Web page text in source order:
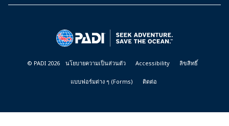
© PADI 2026 นโยบายความเป็นส่วนตัว Accessibility ลิขสิทธิ์
แบบฟอร์มต่าง ๆ (Forms) ติดต่อ